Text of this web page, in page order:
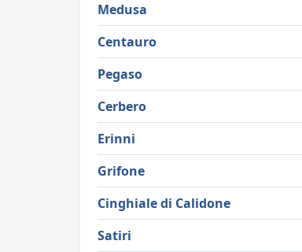
Medusa
Centauro
Pegaso
Cerbero
Erinni
Grifone
Cinghiale di Calidone
Satiri